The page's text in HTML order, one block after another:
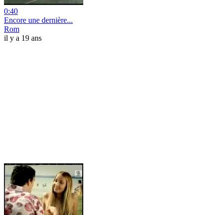
0:40
Encore une dernière...
Rom
il y a 19 ans